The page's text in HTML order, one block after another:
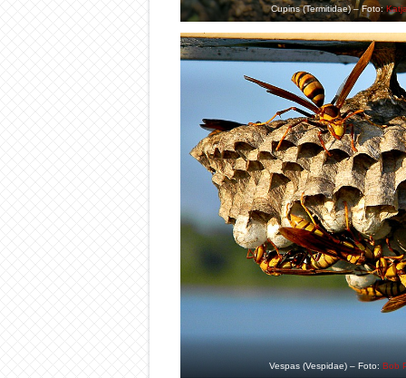
Cupins (Termitidae) – Foto:
Vespas (Vespidae) – Foto: Bob